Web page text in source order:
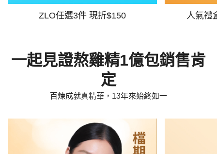
ZLO任選3件 現折$150 人氣禮
一起見證熬雞精1億包銷售肯
定
百煉成就真精華，13年來始終如一